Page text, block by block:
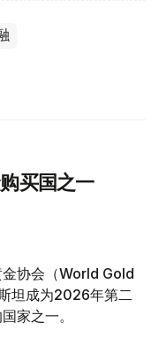
买国之一
金协会（World Gold
坦成为2026年第二
家之一。